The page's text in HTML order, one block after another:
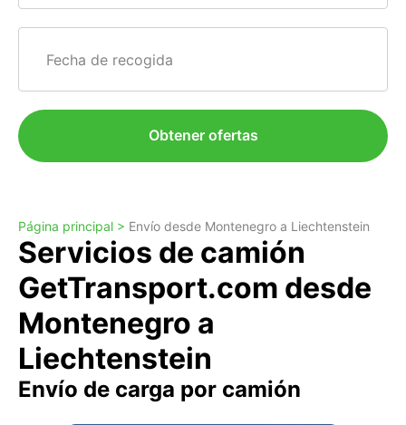
Fecha de recogida
Obtener ofertas
Página principal > Envío desde Montenegro a Liechtenstein
Servicios de camión
GetTransport.com desde
Montenegro a
Liechtenstein
Envío de carga por camión